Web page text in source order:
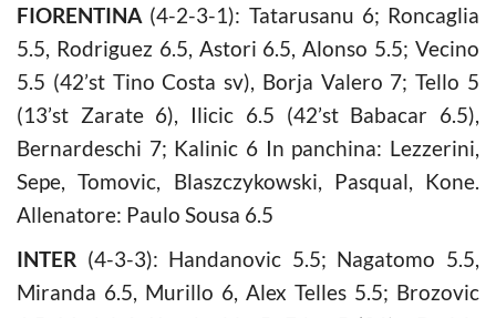
FIORENTINA (4-2-3-1): Tatarusanu 6; Roncaglia
5.5, Rodriguez 6.5, Astori 6.5, Alonso 5.5; Vecino
5.5 (42’st Tino Costa sv), Borja Valero 7; Tello 5
(13’st Zarate 6), Ilicic 6.5 (42’st Babacar 6.5),
Bernardeschi 7; Kalinic 6 In panchina: Lezzerini,
Sepe, Tomovic, Blaszczykowski, Pasqual, Kone.
Allenatore: Paulo Sousa 6.5
INTER (4-3-3): Handanovic 5.5; Nagatomo 5.5,
Miranda 6.5, Murillo 6, Alex Telles 5.5; Brozovic